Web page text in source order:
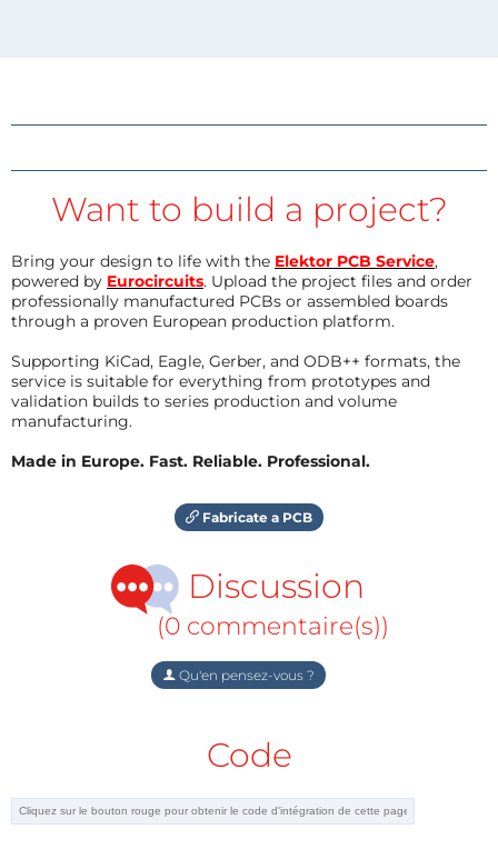
Want to build a project?
Bring your design to life with the Elektor PCB Service,
powered by Eurocircuits. Upload the project files and order
professionally manufactured PCBs or assembled boards
through a proven European production platform.
Supporting KiCad, Eagle, Gerber, and ODB++ formats, the
service is suitable for everything from prototypes and
validation builds to series production and volume
manufacturing.
Made in Europe. Fast. Reliable. Professional.
Fabricate a PCB
Discussion
(0 commentaire(s))
Qu'en pensez-vous ?
Code